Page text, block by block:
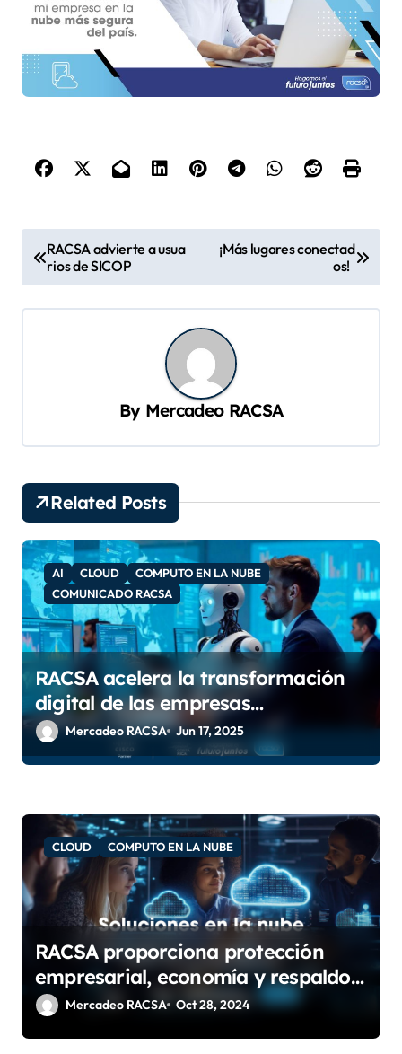
v
i
ó
n
d
e
e
n
t
r
a
RACSA advierte a usua
rios de SICOP
¡Más lugares conectad
os!
By Mercadeo RACSA
Related Posts
AI CLOUD
COMPUTO EN LA NUBE
COMUNICADO RACSA
RACSA acelera la transformación
digital de las empresas
costarricenses
Mercadeo RACSA Jun 17, 2025
CLOUD COMPUTO EN LA NUBE
RACSA proporciona protección
empresarial, economía y respaldo
para soluciones en la nube.
Mercadeo RACSA Oct 28, 2024